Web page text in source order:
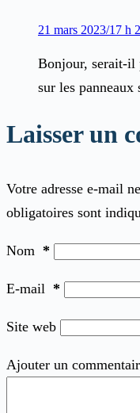
21 mars 2023/17 h
Bonjour, serait-il
sur les panneaux
Laisser un
Votre adresse e-mail
obligatoires sont
Nom *
E-mail *
Site web
Ajouter un